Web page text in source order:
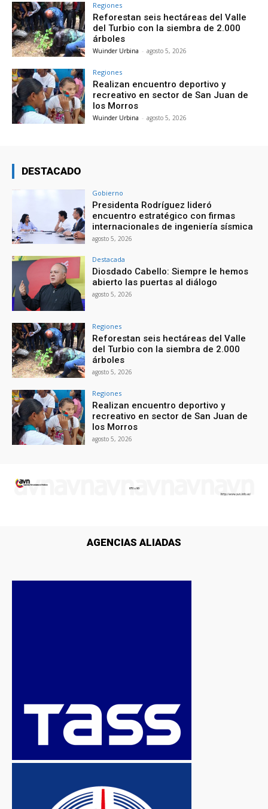
Regiones
Reforestan seis hectáreas del Valle
del Turbio con la siembra de 2.000
árboles
Wuinder Urbina - agosto 5, 2026
Regiones
Realizan encuentro deportivo y
recreativo en sector de San Juan de
los Morros
Wuinder Urbina - agosto 5, 2026
DESTACADO
Gobierno
Presidenta Rodríguez lideró
encuentro estratégico con firmas
internacionales de ingeniería sísmica
agosto 5, 2026
Destacada
Diosdado Cabello: Siempre le hemos
abierto las puertas al diálogo
agosto 5, 2026
Regiones
Reforestan seis hectáreas del Valle
del Turbio con la siembra de 2.000
árboles
agosto 5, 2026
Regiones
Realizan encuentro deportivo y
recreativo en sector de San Juan de
los Morros
agosto 5, 2026
AGENCIAS ALIADAS